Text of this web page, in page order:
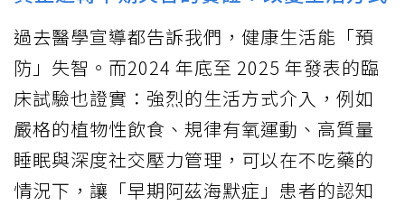
過去醫學宣導都告訴我們，健康生活能「預
防」失智。而2024 年底至 2025 年發表的臨
床試驗也證實：強烈的生活方式介入，例如
嚴格的植物性飲食、規律有氧運動、高質量
睡眠與深度社交壓力管理，可以在不吃藥的
情況下，讓「早期阿茲海默症」患者的認知